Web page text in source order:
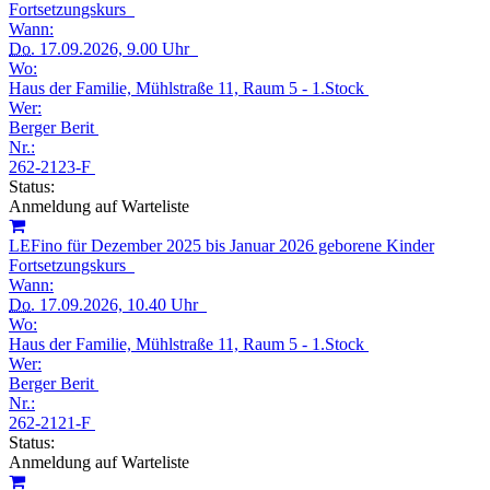
Fortsetzungskurs
Wann:
Do. 17.09.2026, 9.00 Uhr
Wo:
Haus der Familie, Mühlstraße 11, Raum 5 - 1.Stock
Wer:
Berger Berit
Nr.:
262-2123-F
Status:
Anmeldung auf Warteliste
LEFino für Dezember 2025 bis Januar 2026 geborene Kinder
Fortsetzungskurs
Wann:
Do. 17.09.2026, 10.40 Uhr
Wo:
Haus der Familie, Mühlstraße 11, Raum 5 - 1.Stock
Wer:
Berger Berit
Nr.:
262-2121-F
Status:
Anmeldung auf Warteliste